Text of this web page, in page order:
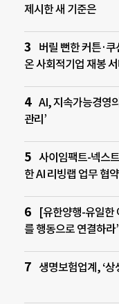
제시한 새 기준은
버릴 뻔한 커튼·
온 사회적기업 재봉
AI, 지속가능경영
관리’
사이임팩트-넥스
한 AI 리빙랩 업무 협
[유한양행-유일한
를 행동으로 연결하라
생명보험업계, ‘상